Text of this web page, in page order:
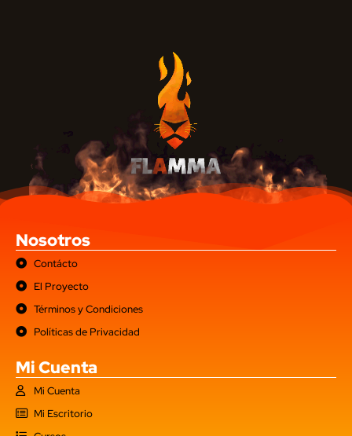
Nosotros
Contácto
El Proyecto
Términos y Condiciones
Políticas de Privacidad
Mi Cuenta
Mi Cuenta
Mi Escritorio